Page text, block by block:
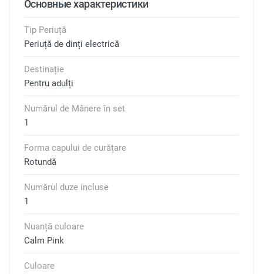
Основные характеристики
Tip Periuță
Periuță de dinți electrică
Destinație
Pentru adulți
Numărul de Mânere în set
1
Forma capului de curățare
Rotundă
Numărul duze incluse
1
Nuanță culoare
Calm Pink
Culoare